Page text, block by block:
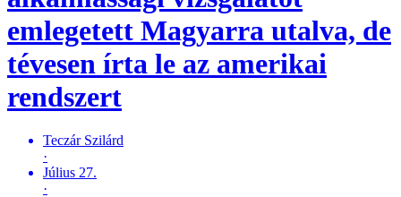
emlegetett Magyarra utalva, de
tévesen írta le az amerikai
rendszert
Teczár Szilárd
·
Július 27.
·